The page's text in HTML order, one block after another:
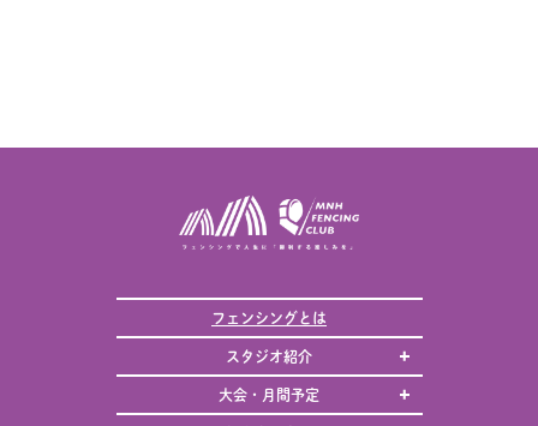
フェンシングとは
スタジオ紹介
大会・月間予定